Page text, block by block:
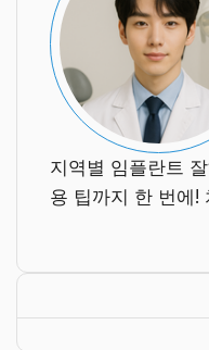
지역별 임플란트
용 팁까지 한 번에!